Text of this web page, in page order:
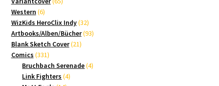
Western 66
Produkte
WizKids HeroClix Indy 3232
Produkte
Artbooks/Alben/Bücher 9393
Blank Sketch Cover 2121
Comics 331331
Produkte
Bruchbach Serenade 44
Link Fighters 44